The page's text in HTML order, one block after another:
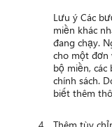
Lưu ý Các
miền khác
đang chạy.
cho một đơn
bộ miền,
chính sách.
biết thêm